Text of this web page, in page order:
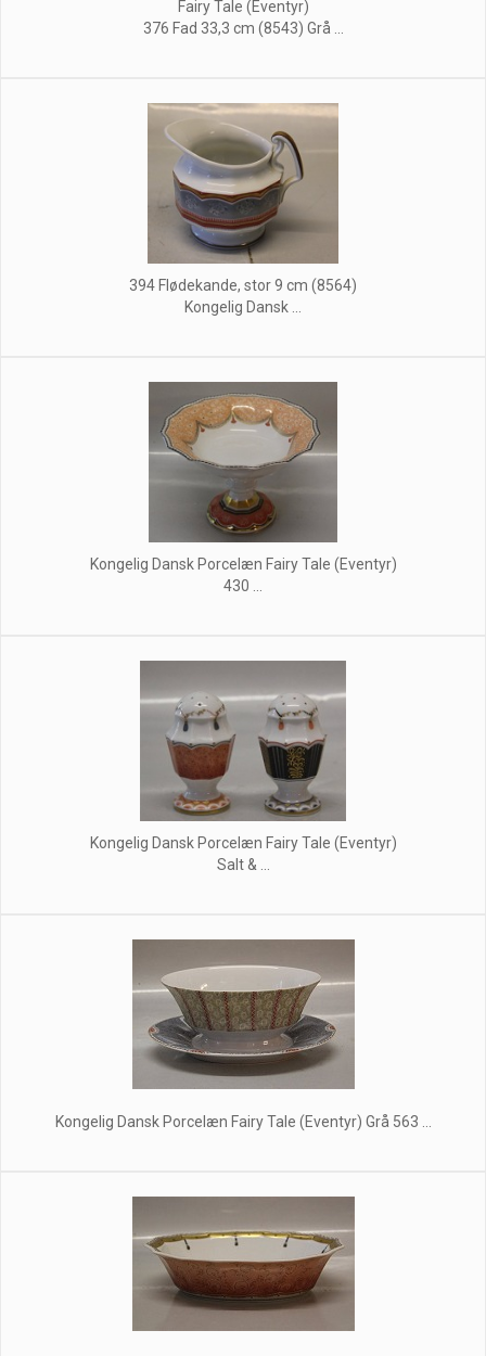
Fairy Tale (Eventyr)
376 Fad 33,3 cm (8543) Grå ...
394 Flødekande, stor 9 cm (8564)
Kongelig Dansk ...
Kongelig Dansk Porcelæn Fairy Tale (Eventyr)
430 ...
Kongelig Dansk Porcelæn Fairy Tale (Eventyr)
Salt & ...
Kongelig Dansk Porcelæn Fairy Tale (Eventyr) Grå 563 ...